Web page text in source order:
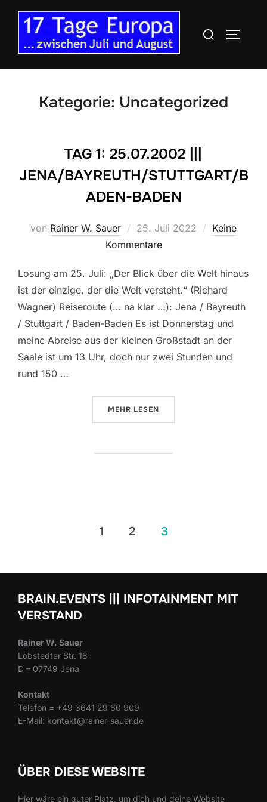
Inhalten
springen
Suchen
Kategorie: Uncategorized
TAG 1: 25.07.2002 |||
JENA/BAYREUTH/STUTTGART/B
ADEN-BADEN
von Rainer W. Sauer
Veröffentlicht
am
25. Juli 2022
Keine
Kommentare
Losung am 25. Juli: „Der Blick über die Welt hinaus
ist der einzige, der die Welt versteht.“ (Richard
Wagner) Reiseroute (… na klar …): Jena / Bayreuth
/ Stuttgart / Baden-Baden Es ist Donnerstag und
meine Abreise aus der kleinen Großstadt an der
Saale ist um 13 Uhr, doch nur zwei Stunden und
rund 150 …
MEHR ÜBER „TAG 1: 25.07.2002 |||
LESEN
1 2 3
BRAIN.EVENTS ||| INFOTAINMENT MIT
VERSTAND
Rainer W. Sauer
Löbstedter Str. 18
D – 07749 Jena
Kontakt
Telefon = +49 3641 29 60 909
E-Mail: kontakt@rainer-sauer.de
ÜBER DIESE WEBSITE
Hier wäre ein guter Platz, um dich und deine Website